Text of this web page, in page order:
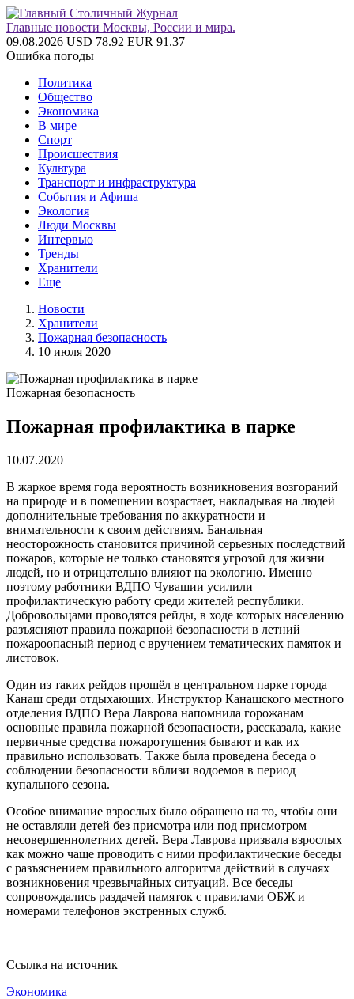
Главные новости Москвы, России и мира.
09.08.2026 USD 78.92 EUR 91.37
Ошибка погоды
Политика
Общество
Экономика
В мире
Спорт
Происшествия
Культура
Транспорт и инфраструктура
События и Афиша
Экология
Люди Москвы
Интервью
Тренды
Хранители
Еще
Новости
Хранители
Пожарная безопасность
10 июля 2020
Пожарная безопасность
Пожарная профилактика в парке
10.07.2020
В жаркое время года вероятность возникновения возгораний
на природе и в помещении возрастает, накладывая на людей
дополнительные требования по аккуратности и
внимательности к своим действиям. Банальная
неосторожность становится причиной серьезных последствий
пожаров, которые не только становятся угрозой для жизни
людей, но и отрицательно влияют на экологию. Именно
поэтому работники ВДПО Чувашии усилили
профилактическую работу среди жителей республики.
Добровольцами проводятся рейды, в ходе которых населению
разъясняют правила пожарной безопасности в летний
пожароопасный период с вручением тематических памяток и
листовок.
Один из таких рейдов прошёл в центральном парке города
Канаш среди отдыхающих. Инструктор Канашского местного
отделения ВДПО Вера Лаврова напомнила горожанам
основные правила пожарной безопасности, рассказала, какие
первичные средства пожаротушения бывают и как их
правильно использовать. Также была проведена беседа о
соблюдении безопасности вблизи водоемов в период
купального сезона.
Особое внимание взрослых было обращено на то, чтобы они
не оставляли детей без присмотра или под присмотром
несовершеннолетних детей. Вера Лаврова призвала взрослых
как можно чаще проводить с ними профилактические беседы
с разъяснением правильного алгоритма действий в случаях
возникновения чрезвычайных ситуаций. Все беседы
сопровождались раздачей памяток с правилами ОБЖ и
номерами телефонов экстренных служб.
Ссылка на источник
Экономика